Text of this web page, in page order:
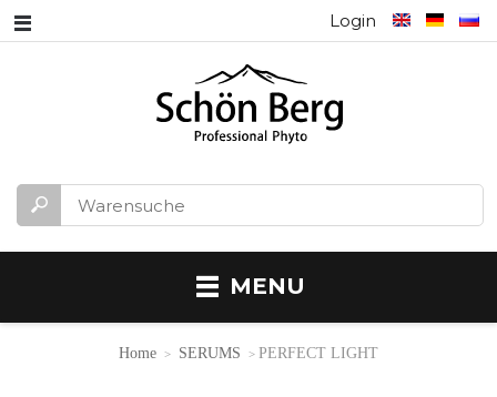
Login
MENU
Home SERUMS PERFECT LIGHT